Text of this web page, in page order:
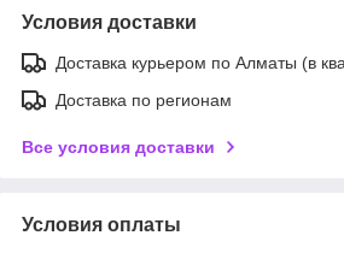
Условия доставки
Доставка курьером по Алматы (в
Доставка по регионам
Все условия доставки
Условия оплаты